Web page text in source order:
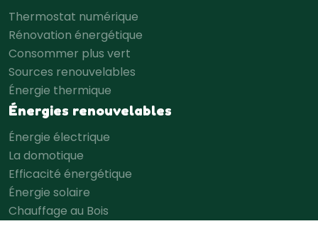
Thermostat numérique
Rénovation énergétique
Consommer plus vert
Sources renouvelables
Énergie thermique
Énergies renouvelables
Énergie électrique
La domotique
Efficacité énergétique
Énergie solaire
Chauffage au Bois